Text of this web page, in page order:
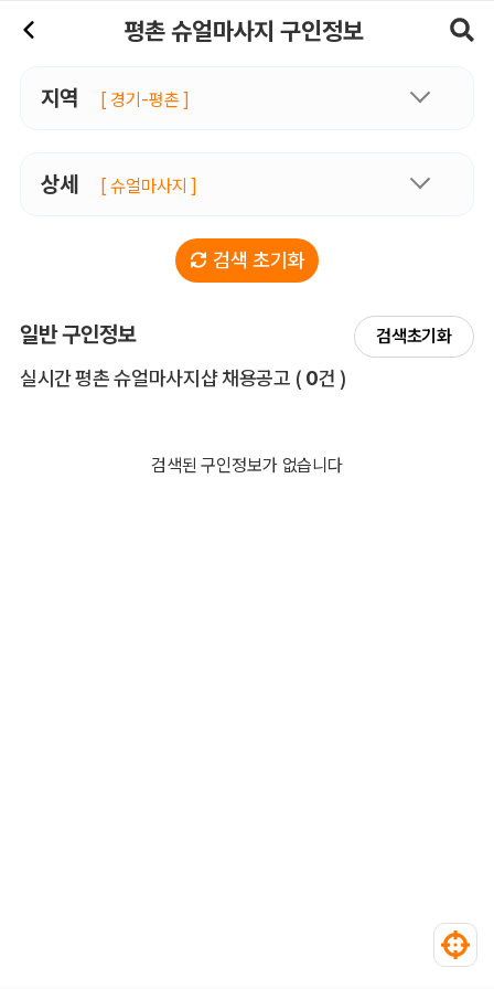
평촌 슈얼마사지 구인정보
지역 [ 경기-평촌 ]
상세 [ 슈얼마사지 ]
검색 초기화
일반 구인정보 검색초기화
실시간 평촌 슈얼마사지샵 채용공고 전체 목록
( 0건 )
검색된 구인정보가 없습니다